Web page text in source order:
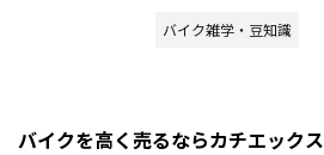
バイク雑学・豆知識
バイクを高く売るならカチエックス